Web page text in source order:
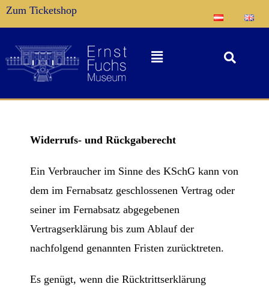
Zum Ticketshop
Widerrufs- und Rückgaberecht
Ein Verbraucher im Sinne des KSchG kann von
dem im Fernabsatz geschlossenen Vertrag oder
seiner im Fernabsatz abgegebenen
Vertragserklärung bis zum Ablauf der
nachfolgend genannten Fristen zurücktreten.
Es genügt, wenn die Rücktrittserklärung